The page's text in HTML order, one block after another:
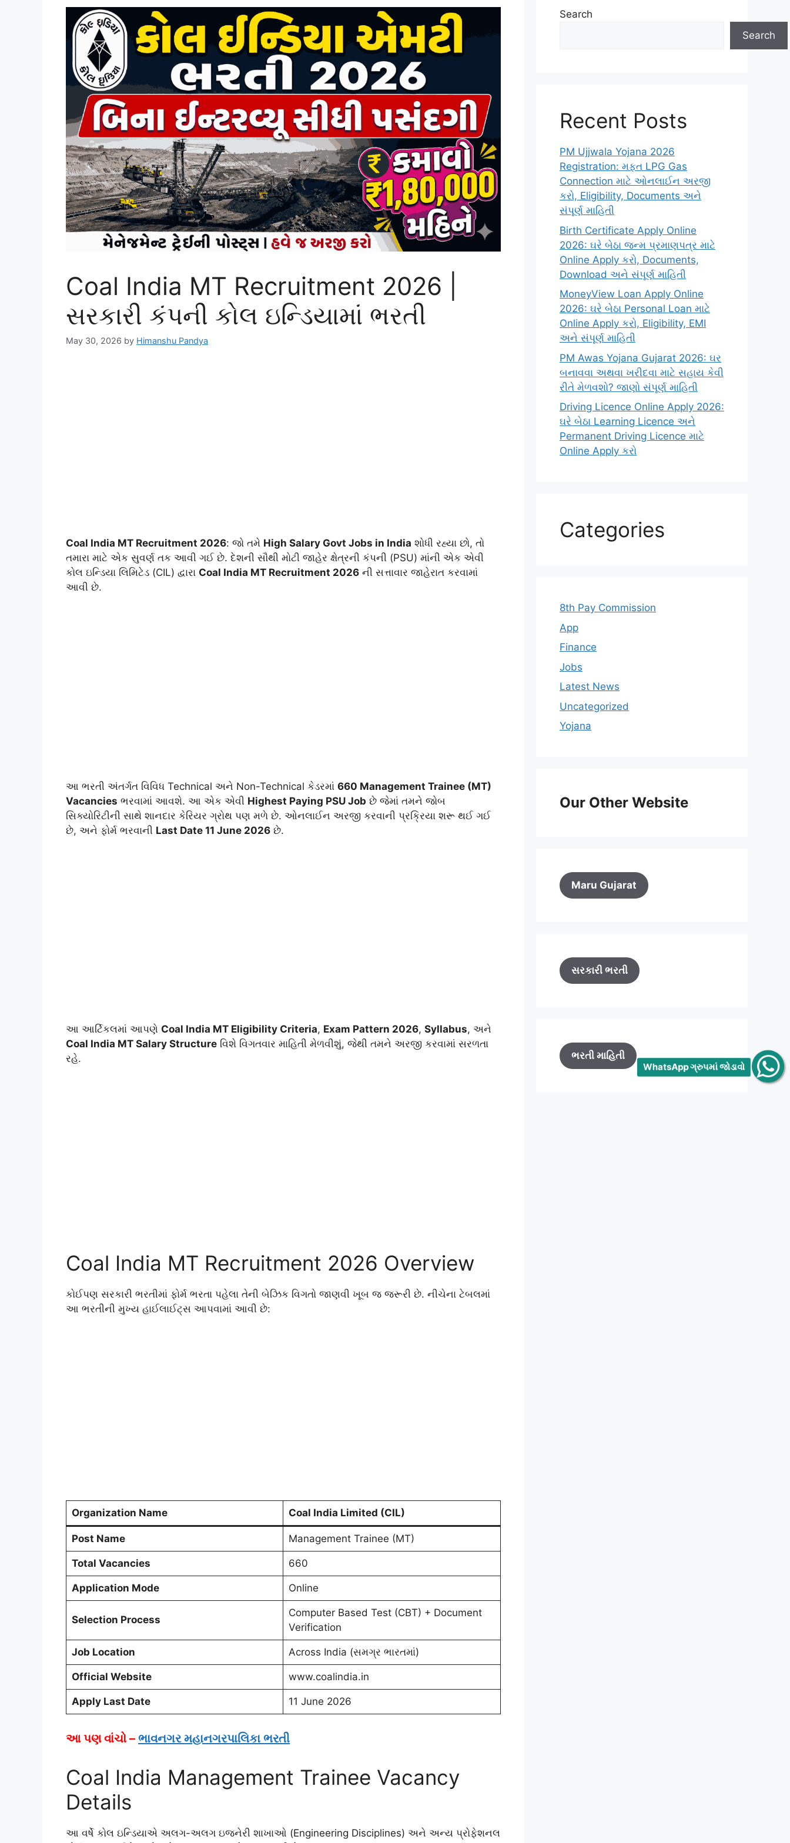
Coal India MT Recruitment 2026 |
સરકારી કંપની કોલ ઇન્ડિયામાં ભરતી
May 30, 2026 by Himanshu Pandya
Coal India MT Recruitment 2026: જો તમે High Salary Govt Jobs in India શોધી રહ્યા છો, તો
તમારા માટે એક સુવર્ણ તક આવી ગઈ છે. દેશની સૌથી મોટી જાહેર ક્ષેત્રની કંપની (PSU) માંની એક એવી
કોલ ઇન્ડિયા લિમિટેડ (CIL) દ્વારા Coal India MT Recruitment 2026 ની સત્તાવાર જાહેરાત કરવામાં
આવી છે.
આ ભરતી અંતર્ગત વિવિધ Technical અને Non-Technical કેડરમાં 660 Management Trainee (MT)
Vacancies ભરવામાં આવશે. આ એક એવી Highest Paying PSU Job છે જેમાં તમને જોબ
સિક્યોરિટીની સાથે શાનદાર કેરિયર ગ્રોથ પણ મળે છે. ઓનલાઈન અરજી કરવાની પ્રક્રિયા શરૂ થઈ ગઈ
છે, અને ફોર્મ ભરવાની Last Date 11 June 2026 છે.
આ આર્ટિકલમાં આપણે Coal India MT Eligibility Criteria, Exam Pattern 2026, Syllabus, અને
Coal India MT Salary Structure વિશે વિગતવાર માહિતી મેળવીશું, જેથી તમને અરજી કરવામાં સરળતા
રહે.
Coal India MT Recruitment 2026 Overview
કોઈપણ સરકારી ભરતીમાં ફોર્મ ભરતા પહેલા તેની બેઝિક વિગતો જાણવી ખૂબ જ જરૂરી છે. નીચેના ટેબલમાં
આ ભરતીની મુખ્ય હાઈલાઈટ્સ આપવામાં આવી છે:
Organization Name Coal India Limited (CIL)
Post Name Management Trainee (MT)
Total Vacancies 660
Application Mode Online
Selection Process
Computer Based Test (CBT) + Document
Verification
Job Location Across India (સમગ્ર ભારતમાં)
Official Website www.coalindia.in
Apply Last Date 11 June 2026
આ પણ વાંચો – ભાવનગર મહાનગરપાલિકા ભરતી
Coal India Management Trainee Vacancy
Details
આ વર્ષે કોલ ઇન્ડિયાએ અલગ-અલગ ઇજનેરી શાખાઓ (Engineering Disciplines) અને અન્ય પ્રોફેશનલ
Search
Search
Recent Posts
PM Ujjwala Yojana 2026
Registration: મફત LPG Gas
Connection માટે ઓનલાઈન અરજી
કરો, Eligibility, Documents અને
સંપૂર્ણ માહિતી
Birth Certificate Apply Online
2026: ઘરે બેઠા જન્મ પ્રમાણપત્ર માટે
Online Apply કરો, Documents,
Download અને સંપૂર્ણ માહિતી
MoneyView Loan Apply Online
2026: ઘરે બેઠા Personal Loan માટે
Online Apply કરો, Eligibility, EMI
અને સંપૂર્ણ માહિતી
PM Awas Yojana Gujarat 2026: ઘર
બનાવવા અથવા ખરીદવા માટે સહાય કેવી
રીતે મેળવશો? જાણો સંપૂર્ણ માહિતી
Driving Licence Online Apply 2026:
ઘરે બેઠા Learning Licence અને
Permanent Driving Licence માટે
Online Apply કરો
Categories
8th Pay Commission
App
Finance
Jobs
Latest News
Uncategorized
Yojana
Our Other Website
Maru Gujarat
સરકારી ભરતી
ભરતી માહિતી
WhatsApp ગ્રુપમાં જોડાવો